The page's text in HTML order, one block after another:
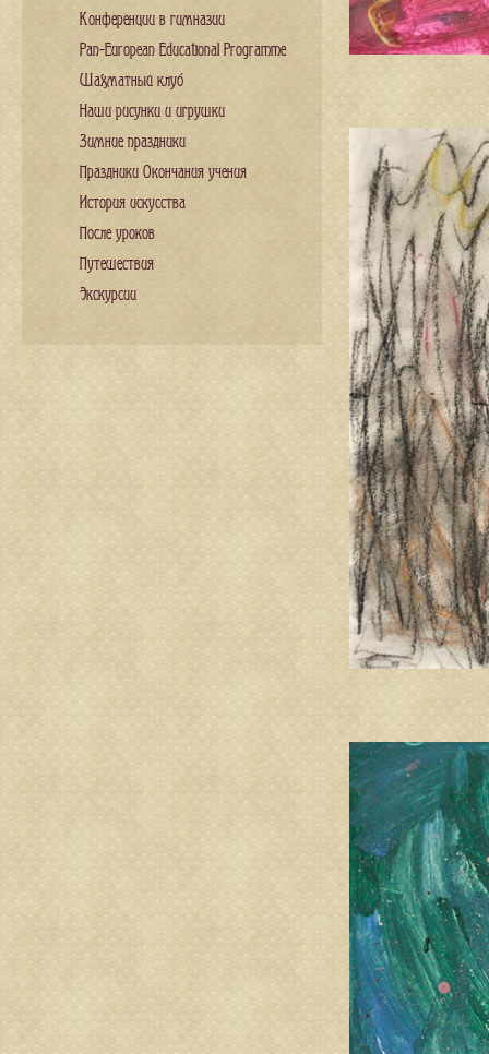
Конференции в гимназии
Pan-European Educational Programme
Шахматный клуб
Наши рисунки и игрушки
Зимние праздники
Праздники Окончания учения
История искусства
После уроков
Путешествия
Экскурсии